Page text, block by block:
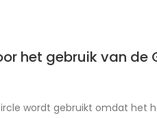
het gebruik van de
wordt gebruikt omdat het